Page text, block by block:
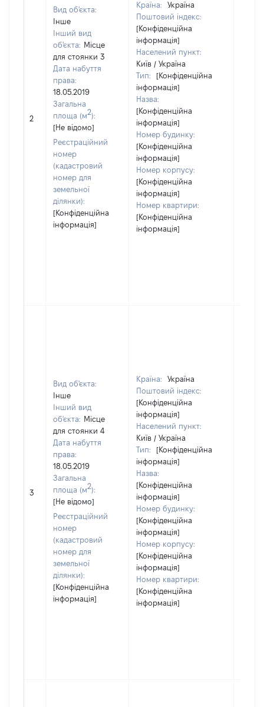
2
Вид об'єкта:
Інше
Інший вид
об'єкта: Місце
для стоянки 3
Дата набуття
права:
18.05.2019
Загальна
площа (м2):
[Не відомо]
Реєстраційний
номер
(кадастровий
номер для
земельної
ділянки):
[Конфіденційна
інформація]
Країна:
Україна
Поштовий індекс:
[Конфіденційна
інформація]
Населений пункт:
Київ / Україна
Тип:
[Конфіденційна
інформація]
Назва:
[Конфіденційна
інформація]
Номер будинку:
[Конфіденційна
інформація]
Номер корпусу:
[Конфіденційна
інформація]
Номер квартири:
[Конфіденційна
інформація]
3
Вид об'єкта:
Інше
Інший вид
об'єкта: Місце
для стоянки 4
Дата набуття
права:
18.05.2019
Загальна
площа (м2):
[Не відомо]
Реєстраційний
номер
(кадастровий
номер для
земельної
ділянки):
[Конфіденційна
інформація]
Країна:
Україна
Поштовий індекс:
[Конфіденційна
інформація]
Населений пункт:
Київ / Україна
Тип:
[Конфіденційна
інформація]
Назва:
[Конфіденційна
інформація]
Номер будинку:
[Конфіденційна
інформація]
Номер корпусу:
[Конфіденційна
інформація]
Номер квартири:
[Конфіденційна
інформація]